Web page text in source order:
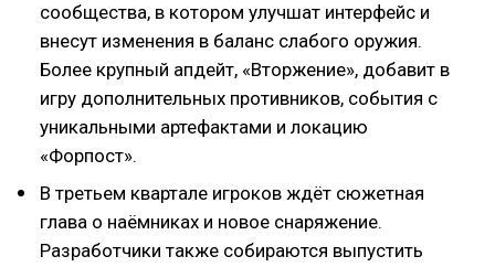
сообщества, в котором улучшат интерфейс и
внесут изменения в баланс слабого оружия.
Более крупный апдейт, «Вторжение», добавит в
игру дополнительных противников, события с
уникальными артефактами и локацию
«Форпост».
В третьем квартале игроков ждёт сюжетная
глава о наёмниках и новое снаряжение.
Разработчики также собираются выпустить